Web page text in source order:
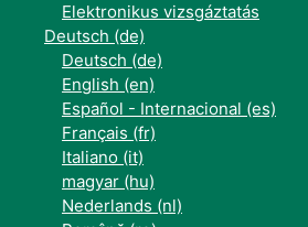
Elektronikus vizsgáztatás
Deutsch ‎(de)‎
Deutsch ‎(de)‎
English ‎(en)‎
Español - Internacional ‎(es)‎
Français ‎(fr)‎
Italiano ‎(it)‎
magyar ‎(hu)‎
Nederlands ‎(nl)‎